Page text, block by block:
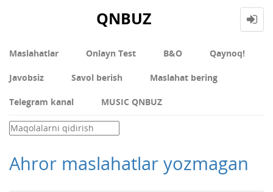
QNBUZ
Maslahatlar Onlayn Test В&О Qaynoq!
Javobsiz Savol berish Maslahat bering
Telegram kanal MUSIC QNBUZ
Ahror maslahatlar yozmagan